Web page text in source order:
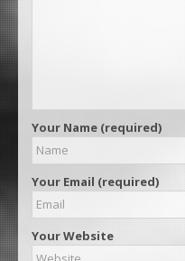
Your Name (required)
Your Email (required)
Your Website